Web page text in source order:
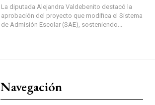
La diputada Alejandra Valdebenito destacó la
aprobación del proyecto que modifica el Sistema
de Admisión Escolar (SAE), sosteniendo...
Navegación